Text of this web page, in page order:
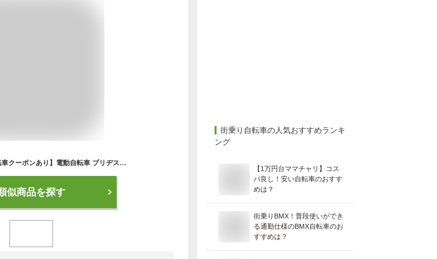
【10-15日 一部の自転車クーポンあり】電動自転車 ブリヂストン アルベルトe L型 27インチ 2022モデル おしゃれ おすすめ 人気 通勤通学 お買い物 パンクしにくい AL7B42【通常3~5営業日で出荷】
似商品を探す
街乗り自転車の人気おすすめランキ
ング
【1万円台ママチャリ】コス
パ良し！安い自転車のおすす
めは？
街乗りBMX！普段使いができ
る通勤仕様のBMX自転車のお
すすめは？